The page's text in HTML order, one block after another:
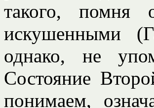
такого,
искушенными
однако, не
Состояние
понимаем,